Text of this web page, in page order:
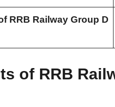
RRB Railway Group D
of RRB